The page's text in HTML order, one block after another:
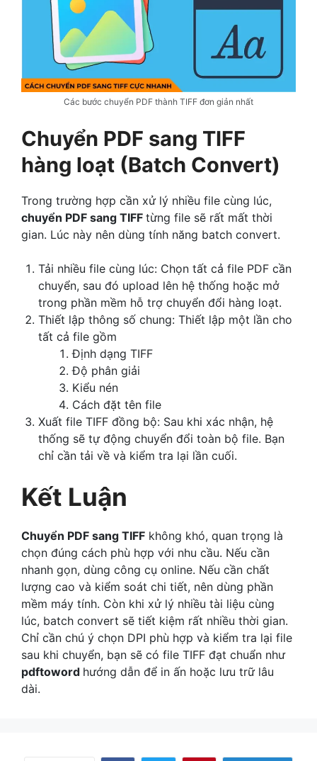
Các bước chuyển PDF thành TIFF đơn giản nhất
Chuyển PDF sang TIFF
hàng loạt (Batch Convert)
Trong trường hợp cần xử lý nhiều file cùng lúc,
chuyển PDF sang TIFF từng file sẽ rất mất thời
gian. Lúc này nên dùng tính năng batch convert.
Tải nhiều file cùng lúc: Chọn tất cả file PDF cần
chuyển, sau đó upload lên hệ thống hoặc mở
trong phần mềm hỗ trợ chuyển đổi hàng loạt.
Thiết lập thông số chung: Thiết lập một lần cho
tất cả file gồm
Định dạng TIFF
Độ phân giải
Kiểu nén
Cách đặt tên file
Xuất file TIFF đồng bộ: Sau khi xác nhận, hệ
thống sẽ tự động chuyển đổi toàn bộ file. Bạn
chỉ cần tải về và kiểm tra lại lần cuối.
Kết Luận
Chuyển PDF sang TIFF không khó, quan trọng là
chọn đúng cách phù hợp với nhu cầu. Nếu cần
nhanh gọn, dùng công cụ online. Nếu cần chất
lượng cao và kiểm soát chi tiết, nên dùng phần
mềm máy tính. Còn khi xử lý nhiều tài liệu cùng
lúc, batch convert sẽ tiết kiệm rất nhiều thời gian.
Chỉ cần chú ý chọn DPI phù hợp và kiểm tra lại file
sau khi chuyển, bạn sẽ có file TIFF đạt chuẩn như
pdftoword hướng dẫn để in ấn hoặc lưu trữ lâu
dài.